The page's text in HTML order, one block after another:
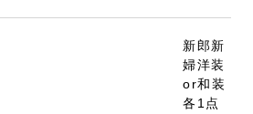
新郎新
婦洋装
or和装
各1点